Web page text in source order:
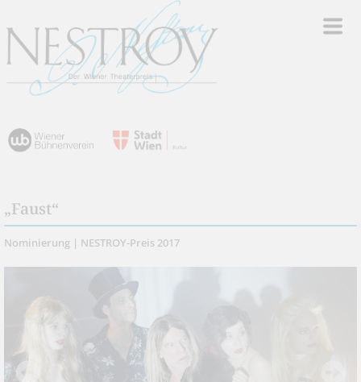
„Faust“
Nominierung | NESTROY-Preis 2017